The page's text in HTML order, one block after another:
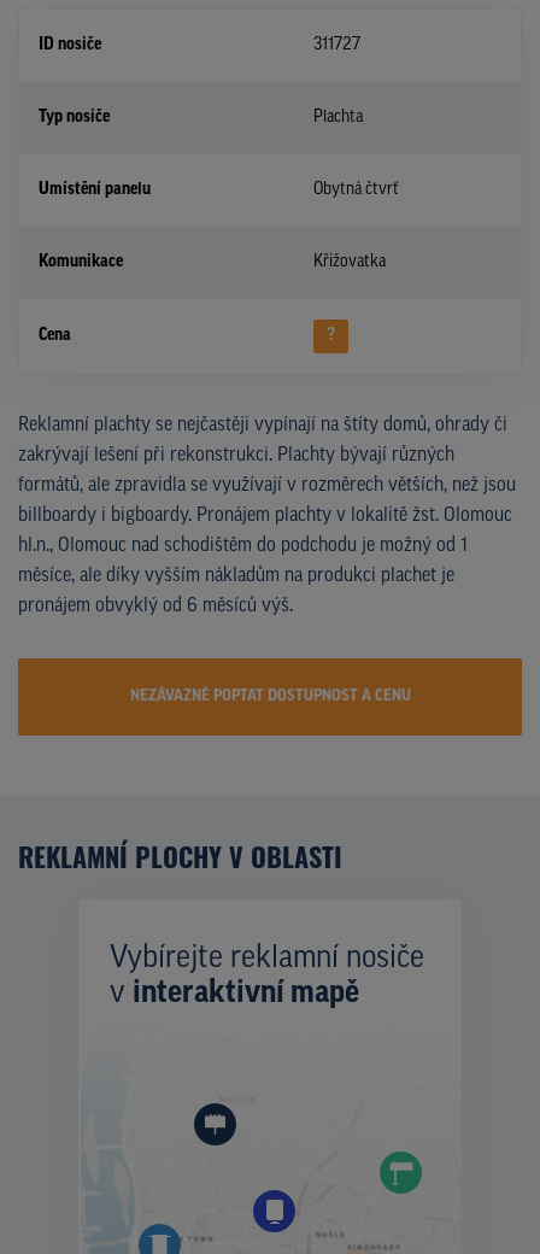
ID nosiče 311727
Typ nosiče Plachta
Umístění panelu Obytná čtvrť
Komunikace Křižovatka
Cena ?
Reklamní plachty se nejčastěji vypínají na štíty domů, ohrady či
zakrývají lešení při rekonstrukci. Plachty bývají různých
formátů, ale zpravidla se využívají v rozměrech větších, než jsou
billboardy i bigboardy. Pronájem plachty v lokalitě žst. Olomouc
hl.n., Olomouc nad schodištěm do podchodu je možný od 1
měsíce, ale díky vyšším nákladům na produkci plachet je
pronájem obvyklý od 6 měsíců výš.
NEZÁVAZNĚ POPTAT DOSTUPNOST A CENU
REKLAMNÍ PLOCHY V OBLASTI
Vybírejte reklamní nosiče
v interaktivní mapě